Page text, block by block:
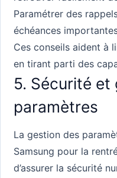
Paramétrer des
échéances
Ces conseils aident à
en tirant parti des
5. Sécurité et
paramètres
La gestion des
Samsung pour la
d’assurer la sécurité